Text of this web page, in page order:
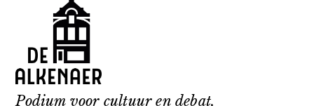
content
Podium voor cultuur en debat,